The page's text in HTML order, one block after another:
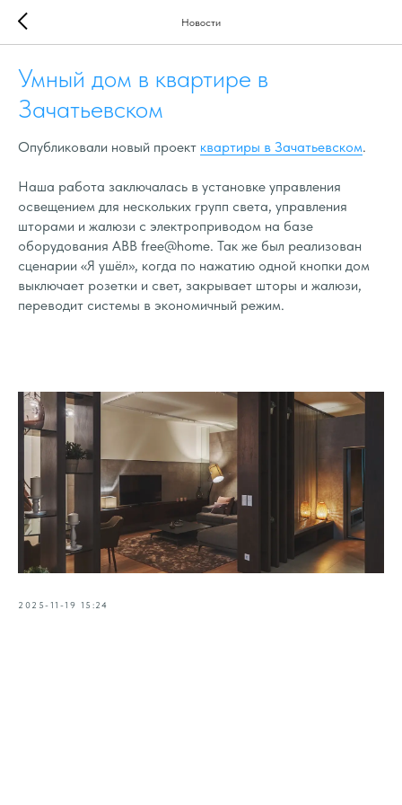
Новости
Умный дом в квартире в
Зачатьевском
Опубликовали новый проект квартиры в Зачатьевском.
Наша работа заключалась в установке управления
освещением для нескольких групп света, управления
шторами и жалюзи с электроприводом на базе
оборудования ABB free@home. Так же был реализован
сценарии «Я ушёл», когда по нажатию одной кнопки дом
выключает розетки и свет, закрывает шторы и жалюзи,
переводит системы в экономичный режим.
2025-11-19 15:24